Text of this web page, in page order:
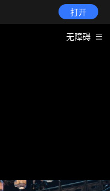
打开
无障碍